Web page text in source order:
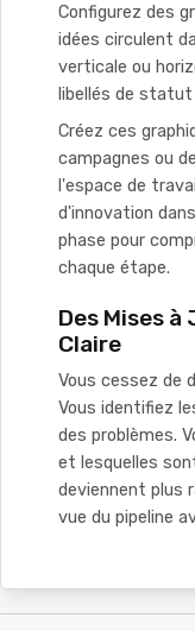
Configurez des
idées circulent
verticale ou
libellés de
Créez ces
campagnes ou
l'espace de
d'innovation
phase pour
chaque étape.
Des Mises
Claire
Vous cessez de
Vous identifiez
des problèmes.
et lesquelles
deviennent plus
vue du pipeline